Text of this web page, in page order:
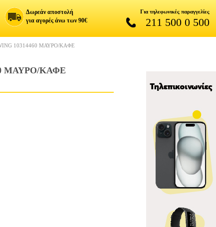
Δωρεάν αποστολή
για αγορές άνω των 90€
Για τηλεφωνικές παραγγελίες
211 500 0 500
10314460 ΜΑΥΡΟ/ΚΑΦΕ
ΜΑΥΡΟ/ΚΑΦΕ